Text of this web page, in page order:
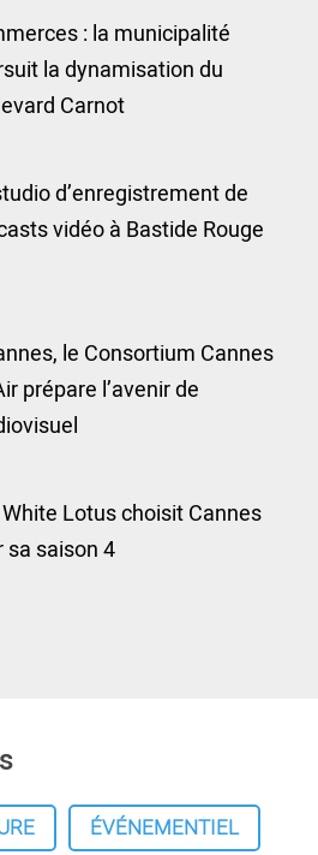
: la municipalité
la dynamisation du
Carnot
d’enregistrement de
vidéo à Bastide Rouge
le Consortium Cannes
prépare l’avenir de
Lotus choisit Cannes
sa saison 4
ÉVÉNEMENTIEL